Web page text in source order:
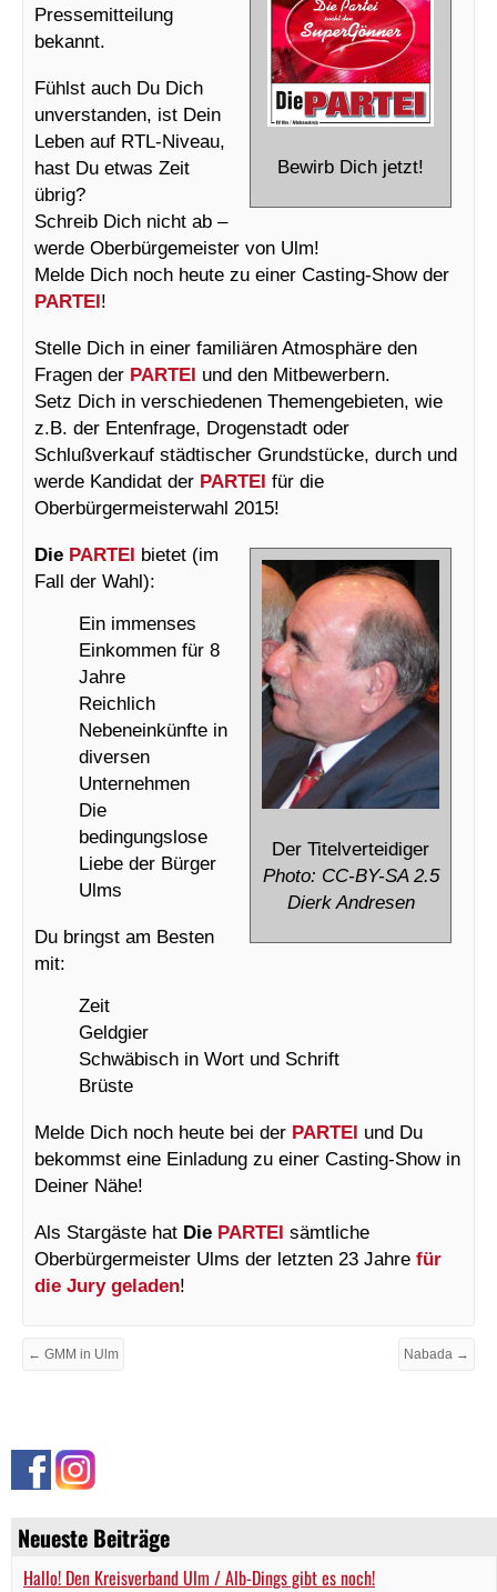
Neueste Beiträge
Hallo! Den Kreisverband Ulm / Alb-Dings gibt es noch!
Bewirb Dich jetzt!
Pressemitteilung
bekannt.
Fühlst auch Du Dich
unverstanden, ist Dein
Leben auf RTL-Niveau,
hast Du etwas Zeit
übrig?
Schreib Dich nicht ab –
werde Oberbürgemeister von Ulm!
Melde Dich noch heute zu einer Casting-Show der
PARTEI!
Stelle Dich in einer familiären Atmosphäre den
Fragen der PARTEI und den Mitbewerbern.
Setz Dich in verschiedenen Themengebieten, wie
z.B. der Entenfrage, Drogenstadt oder
Schlußverkauf städtischer Grundstücke, durch und
werde Kandidat der PARTEI für die
Oberbürgermeisterwahl 2015!
Der Titelverteidiger
Photo: CC-BY-SA 2.5
Dierk Andresen
Die PARTEI bietet (im
Fall der Wahl):
Ein immenses
Einkommen für 8
Jahre
Reichlich
Nebeneinkünfte in
diversen
Unternehmen
Die
bedingungslose
Liebe der Bürger
Ulms
Du bringst am Besten
mit:
Zeit
Geldgier
Schwäbisch in Wort und Schrift
Brüste
Melde Dich noch heute bei der PARTEI und Du
bekommst eine Einladung zu einer Casting-Show in
Deiner Nähe!
Als Stargäste hat Die PARTEI sämtliche
Oberbürgermeister Ulms der letzten 23 Jahre für
die Jury geladen!
← GMM in Ulm Nabada →